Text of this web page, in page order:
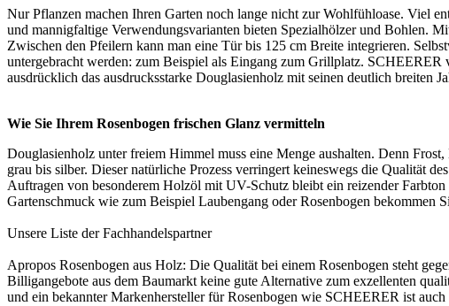
Nur Pflanzen machen Ihren Garten noch lange nicht zur Wohlfühloase. Viel
und mannigfaltige Verwendungsvarianten bieten Spezialhölzer und Bohlen.
Zwischen den Pfeilern kann man eine Tür bis 125 cm Breite integrieren.
untergebracht werden: zum Beispiel als Eingang zum Grillplatz.
ausdrücklich das ausdrucksstarke Douglasienholz mit seinen deutlich breiten
Wie Sie Ihrem Rosenbogen frischen Glanz vermitteln
Douglasienholz unter freiem Himmel muss eine Menge aushalten. Denn
grau bis silber. Dieser natürliche Prozess verringert keineswegs die Qualität
Auftragen von besonderem Holzöl mit UV-Schutz bleibt ein reizender
Gartenschmuck wie zum Beispiel Laubengang oder Rosenbogen bekommen
Unsere Liste derFachhandelspartner
Apropos Rosenbogen aus Holz: Die Qualität bei einem Rosenbogen steht
Billigangebote aus dem Baumarkt keine gute Alternative zum exzellenten
und ein bekannter Markenhersteller für Rosenbogen wie SCHEERER ist